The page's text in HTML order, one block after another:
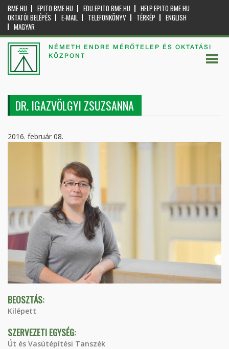
BME.HU EPITO.BME.HU EDU.EPITO.BME.HU
HELP.EPITO.BME.HU
OKTATÓI BELÉPÉS
E-MAIL TELEFONKÖNYV TÉRKÉP
ENGLISH
MAGYAR
NÉMETH ENDRE MÉRŐTELEP ÉS OKTATÁSI
KÖZPONT
DR. IGAZVÖLGYI ZSUZSANNA
2016. február 08.
BEOSZTÁS:
Kilépett
SZERVEZETI EGYSÉG:
Út és Vasútépítési Tanszék